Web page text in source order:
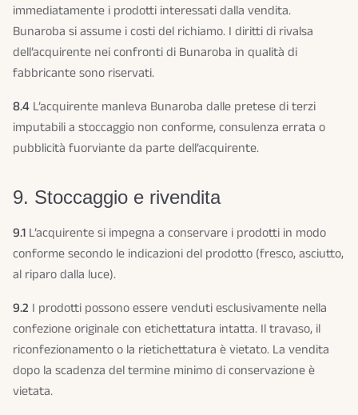
immediatamente i prodotti interessati dalla vendita.
Bunaroba si assume i costi del richiamo. I diritti di rivalsa
dell’acquirente nei confronti di Bunaroba in qualità di
fabbricante sono riservati.
8.4 L’acquirente manleva Bunaroba dalle pretese di terzi
imputabili a stoccaggio non conforme, consulenza errata o
pubblicità fuorviante da parte dell’acquirente.
9. Stoccaggio e rivendita
9.1 L’acquirente si impegna a conservare i prodotti in modo
conforme secondo le indicazioni del prodotto (fresco, asciutto,
al riparo dalla luce).
9.2 I prodotti possono essere venduti esclusivamente nella
confezione originale con etichettatura intatta. Il travaso, il
riconfezionamento o la rietichettatura è vietato. La vendita
dopo la scadenza del termine minimo di conservazione è
vietata.